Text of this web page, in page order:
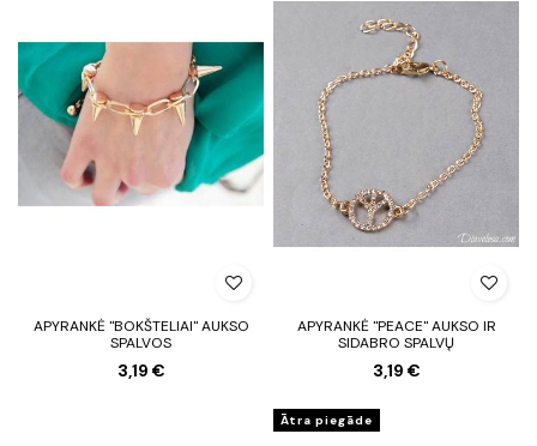
APYRANKĖ "BOKŠTELIAI" AUKSO
SPALVOS
3,19 €
APYRANKĖ "PEACE" AUKSO IR
SIDABRO SPALVŲ
3,19 €
Ātra piegāde